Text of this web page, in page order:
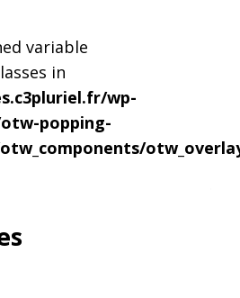
variable
in
wp-
popping-